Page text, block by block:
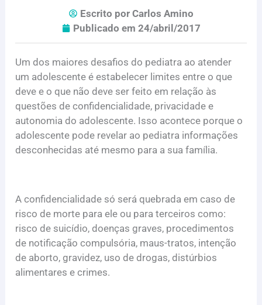
Escrito porCarlos Amino
Publicado em 24/abril/2017
Um dos maiores desafios do pediatra ao atender
um adolescente é estabelecer limites entre o que
deve e o que não deve ser feito em relação às
questões de confidencialidade, privacidade e
autonomia do adolescente. Isso acontece porque o
adolescente pode revelar ao pediatra informações
desconhecidas até mesmo para a sua família.
A confidencialidade só será quebrada em caso de
risco de morte para ele ou para terceiros como:
risco de suicídio, doenças graves, procedimentos
de notificação compulsória, maus-tratos, intenção
de aborto, gravidez, uso de drogas, distúrbios
alimentares e crimes.